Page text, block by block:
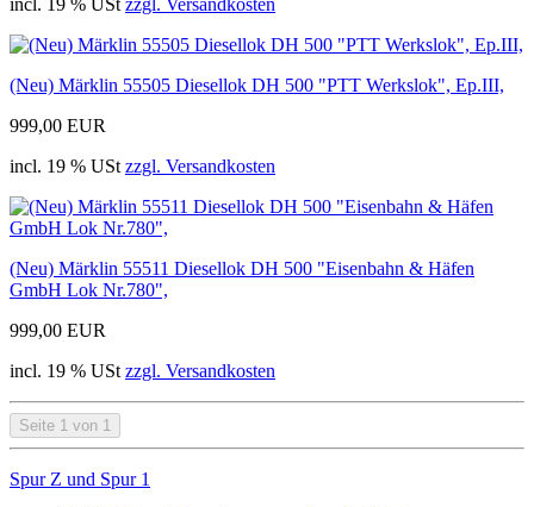
(Neu) Märklin 55505 Diesellok DH 500 "PTT Werkslok", Ep.III,
999,00 EUR
incl. 19 % USt zzgl. Versandkosten
(Neu) Märklin 55511 Diesellok DH 500 "Eisenbahn & Häfen
GmbH Lok Nr.780",
999,00 EUR
incl. 19 % USt zzgl. Versandkosten
Seite 1 von 1
Spur Z und Spur 1